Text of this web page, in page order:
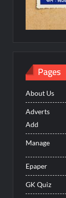
Pages
About Us
Adverts
Add
Manage
Epaper
GK Quiz